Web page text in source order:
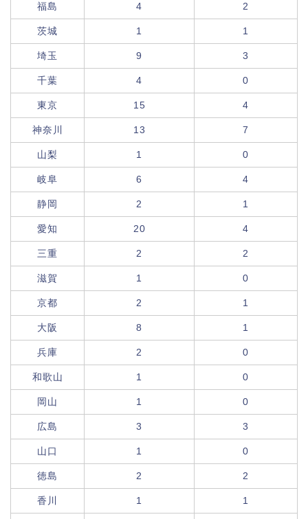
福島 4 2
茨城 1 1
埼玉 9 3
千葉 4 0
東京 15 4
神奈川 13 7
山梨 1 0
岐阜 6 4
静岡 2 1
愛知 20 4
三重 2 2
滋賀 1 0
京都 2 1
大阪 8 1
兵庫 2 0
和歌山 1 0
岡山 1 0
広島 3 3
山口 1 0
徳島 2 2
香川 1 1